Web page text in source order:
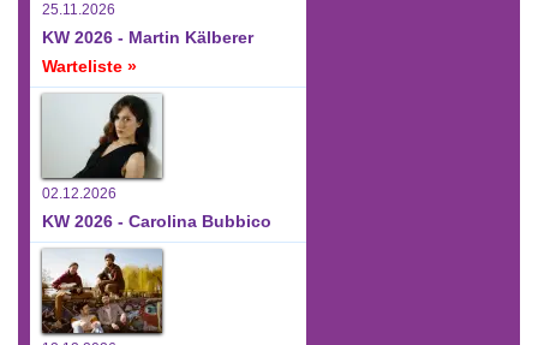
25.11.2026
KW 2026 - Martin Kälberer
Warteliste »
02.12.2026
KW 2026 - Carolina Bubbico